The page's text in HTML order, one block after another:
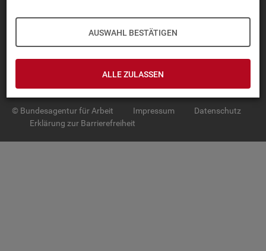
AUSWAHL BESTÄTIGEN
ALLE ZULASSEN
IN­TER­AK­TI­VE STA­TIS­TI­KEN
GRUND­LA­GEN
© Bundesagentur für Arbeit Impressum
Datenschutz
Erklärung zur Barrierefreiheit